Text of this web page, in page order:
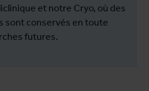
et notre Cryo, où des
sont conservés en toute
futures.